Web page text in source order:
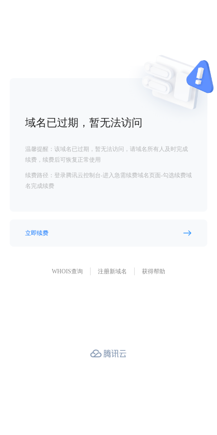
域名已过期，暂无法访问
温馨提醒：该域名已过期，暂无法访问，请域名所有人及时完成
续费，续费后可恢复正常使用
续费路径：登录腾讯云控制台-进入急需续费域名页面-勾选续费域
名完成续费
立即续费
WHOIS查询 注册新域名 获得帮助